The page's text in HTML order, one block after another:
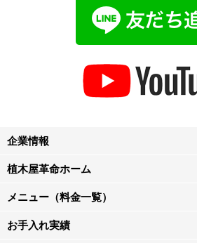
企業情報
植木屋革命ホーム
メニュー（料金一覧）
お手入れ実績